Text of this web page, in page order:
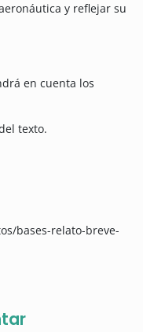
y reflejar su
en cuenta los
texto.
bases-relato-breve-